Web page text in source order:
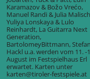
Karamazov & Božo Vrećo,
Manuel Randi & Julia
Yuliya Lonskaya & Lulo
Reinhardt, La Guitarra Next
Generation,
BartolomeyBittmann, Stefan
Hackl u.a. werden vom 11. -
August im Festspielhaus Erl
erwartet. Karten unter
karten@tiroler-festspiele.at